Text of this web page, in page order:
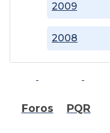
2008
2009
Foros PQR